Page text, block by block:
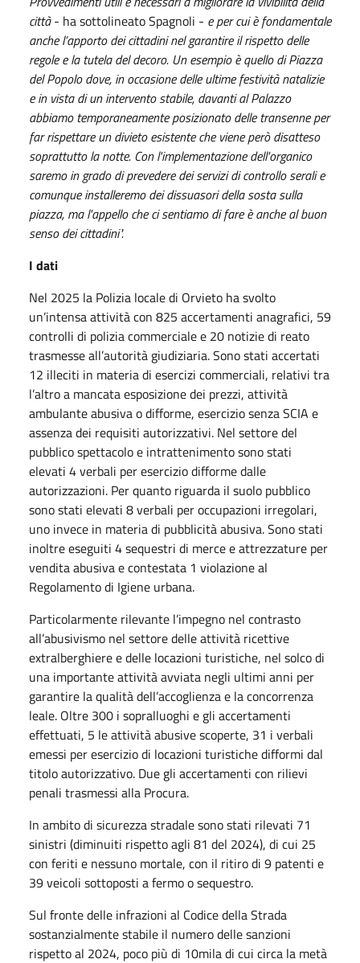
città- ha sottolineato Spagnoli - e per cui è fondamentale
anche l’apporto dei cittadini nel garantire il rispetto delle
regole e la tutela del decoro. Un esempio è quello di Piazza
del Popolo dove, in occasione delle ultime festività natalizie
e in vista di un intervento stabile, davanti al Palazzo
abbiamo temporaneamente posizionato delle transenne per
far rispettare un divieto esistente che viene però disatteso
soprattutto la notte. Con l'implementazione dell'organico
saremo in grado di prevedere dei servizi di controllo serali e
comunque installeremo dei dissuasori della sosta sulla
piazza, ma l'appello che ci sentiamo di fare è anche al buon
senso dei cittadini".
I dati
Nel 2025 la Polizia locale di Orvieto ha svolto
un’intensa attività con 825 accertamenti anagrafici, 59
controlli di polizia commerciale e 20 notizie di reato
trasmesse all’autorità giudiziaria. Sono stati accertati
12 illeciti in materia di esercizi commerciali, relativi tra
l’altro a mancata esposizione dei prezzi, attività
ambulante abusiva o difforme, esercizio senza SCIA e
assenza dei requisiti autorizzativi. Nel settore del
pubblico spettacolo e intrattenimento sono stati
elevati 4 verbali per esercizio difforme dalle
autorizzazioni. Per quanto riguarda il suolo pubblico
sono stati elevati 8 verbali per occupazioni irregolari,
uno invece in materia di pubblicità abusiva. Sono stati
inoltre eseguiti 4 sequestri di merce e attrezzature per
vendita abusiva e contestata 1 violazione al
Regolamento di Igiene urbana.
Particolarmente rilevante l’impegno nel contrasto
all’abusivismo nel settore delle attività ricettive
extralberghiere e delle locazioni turistiche, nel solco di
una importante attività avviata negli ultimi anni per
garantire la qualità dell’accoglienza e la concorrenza
leale. Oltre 300 i sopralluoghi e gli accertamenti
effettuati, 5 le attività abusive scoperte, 31 i verbali
emessi per esercizio di locazioni turistiche difformi dal
titolo autorizzativo. Due gli accertamenti con rilievi
penali trasmessi alla Procura.
In ambito di sicurezza stradale sono stati rilevati 71
sinistri (diminuiti rispetto agli 81 del 2024), di cui 25
con feriti e nessuno mortale, con il ritiro di 9 patenti e
39 veicoli sottoposti a fermo o sequestro.
Sul fronte delle infrazioni al Codice della Strada
sostanzialmente stabile il numero delle sanzioni
rispetto al 2024, poco più di 10mila di cui circa la metà